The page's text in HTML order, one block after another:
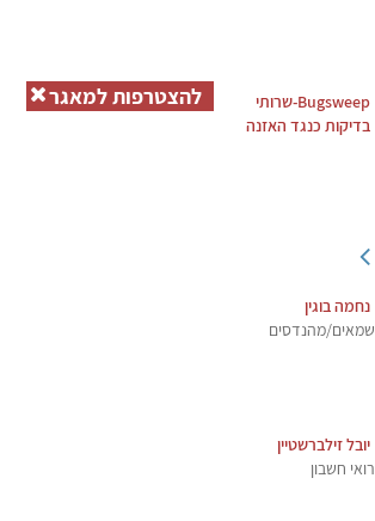
Bugsweep-שרותי
בדיקות כנגד האזנה
נחמה בוגין
שמאים/מהנדסים
יובל זילברשטיין
רואי חשבון
להצטרפות למאגר